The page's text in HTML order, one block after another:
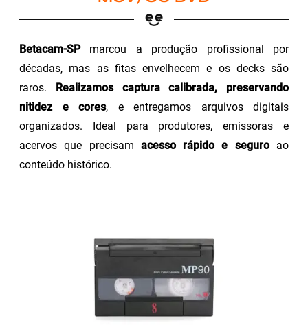
Betacam-SPmarcou a produção profissional por
décadas, mas as fitas envelhecem e os decks são
raros.
Realizamos captura calibrada, preservando
nitidez e cores, e entregamos arquivos digitais
organizados. Ideal para produtores, emissoras e
acervos que precisam acesso rápido e seguroao
conteúdo histórico.